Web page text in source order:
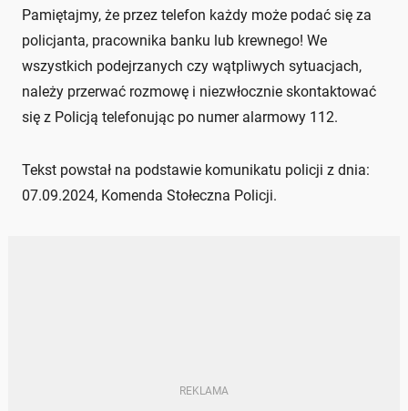
Pamiętajmy, że przez telefon każdy może podać się za
policjanta, pracownika banku lub krewnego! We
wszystkich podejrzanych czy wątpliwych sytuacjach,
należy przerwać rozmowę i niezwłocznie skontaktować
się z Policją telefonując po numer alarmowy 112.
Tekst powstał na podstawie komunikatu policji z dnia:
07.09.2024, Komenda Stołeczna Policji.